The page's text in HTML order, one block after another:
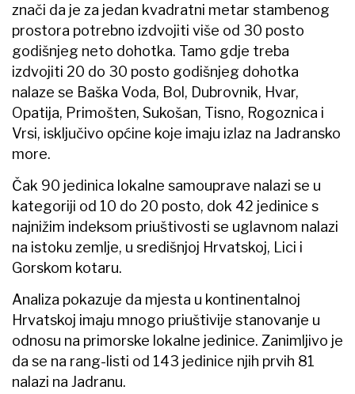
znači da je za jedan kvadratni metar stambenog
prostora potrebno izdvojiti više od 30 posto
godišnjeg neto dohotka. Tamo gdje treba
izdvojiti 20 do 30 posto godišnjeg dohotka
nalaze se Baška Voda, Bol, Dubrovnik, Hvar,
Opatija, Primošten, Sukošan, Tisno, Rogoznica i
Vrsi, isključivo općine koje imaju izlaz na Jadransko
more.
Čak 90 jedinica lokalne samouprave nalazi se u
kategoriji od 10 do 20 posto, dok 42 jedinice s
najnižim indeksom priuštivosti se uglavnom nalazi
na istoku zemlje, u središnjoj Hrvatskoj, Lici i
Gorskom kotaru.
Analiza pokazuje da mjesta u kontinentalnoj
Hrvatskoj imaju mnogo priuštivije stanovanje u
odnosu na primorske lokalne jedinice. Zanimljivo je
da se na rang-listi od 143 jedinice njih prvih 81
nalazi na Jadranu.